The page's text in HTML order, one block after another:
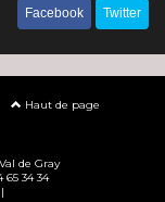
Facebook Twitter
Haut de page
de Gray
65 34 34
|